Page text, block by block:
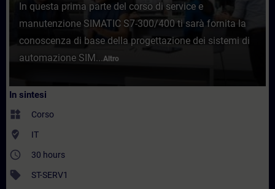
In questa prima parte del corso di service e
manutenzione SIMATIC S7-300/400 ti sarà fornita la
conoscenza di base della progettazione dei sistemi di
automazione SIM...Altro
In sintesi
widgets Corso
where_to_vote IT
access_time 30 hours
sell ST-SERV1